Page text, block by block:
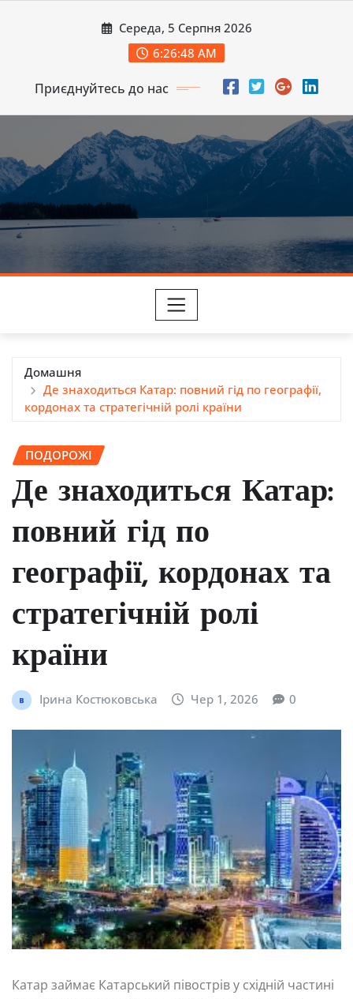
Середа, 5 Серпня 2026
6:26:50 AM
Приєднуйтесь до нас
Домашня
Де знаходиться Катар: повний гід по географії,
кордонах та стратегічній ролі країни
ПОДОРОЖІ
Де знаходиться Катар:
повний гід по
географії, кордонах та
стратегічній ролі
країни
Ірина Костюковська Чер 1, 2026 0
Катар займає Катарський півострів у східній частині